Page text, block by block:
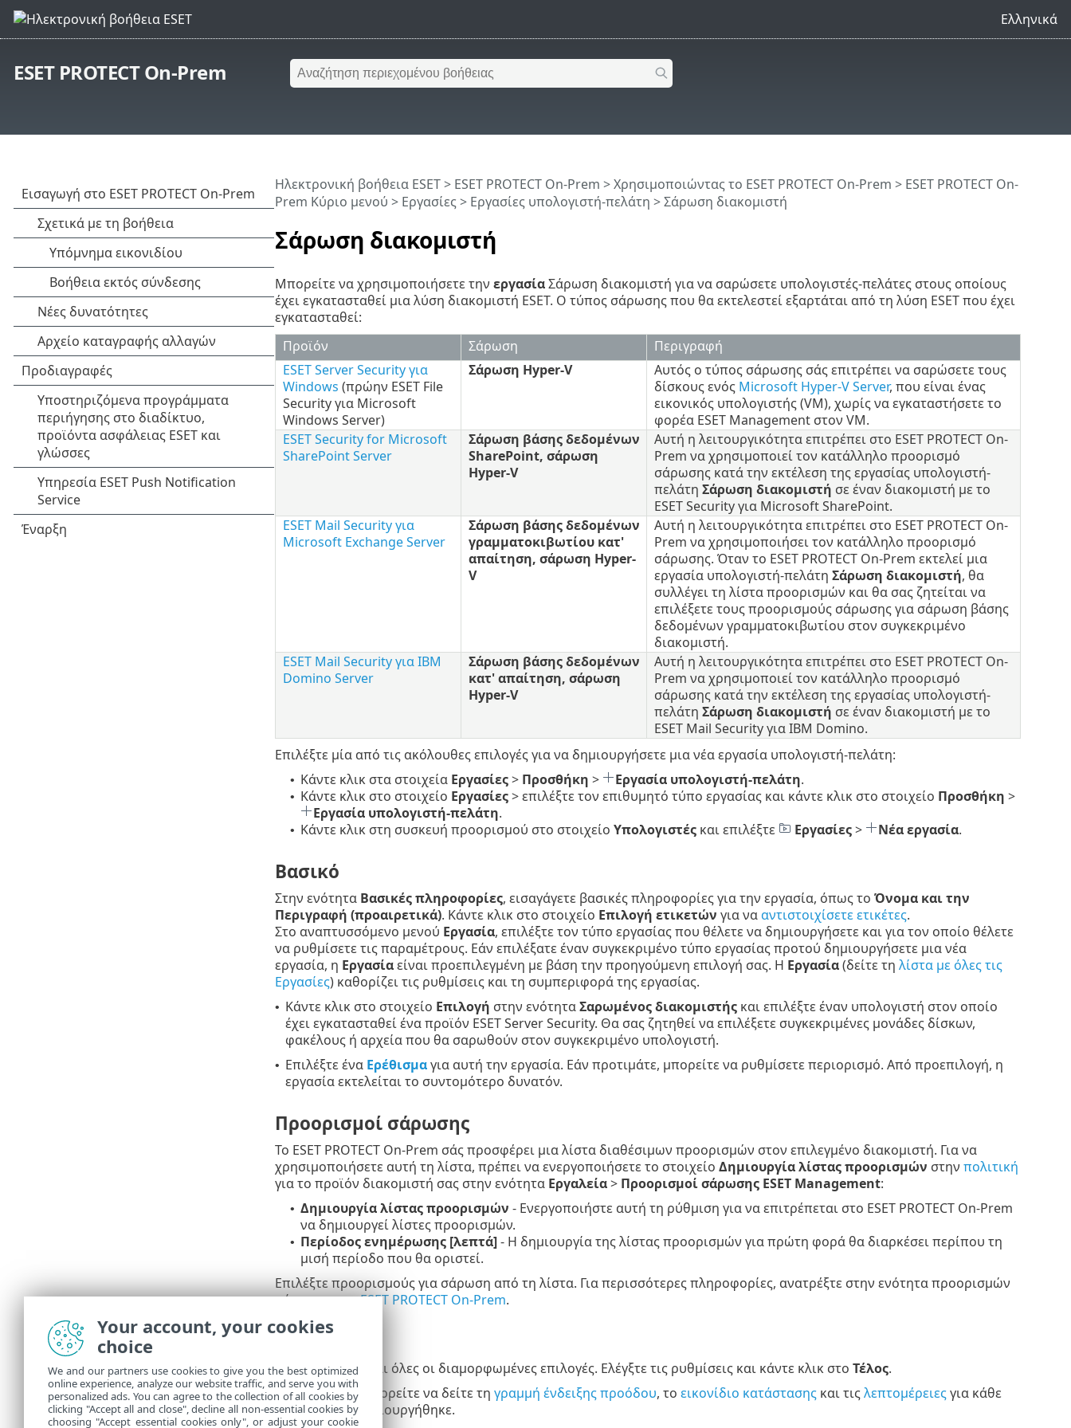
Ελληνικά
ESET PROTECT On-Prem
Σάρωση διακομιστή
Ηλεκτρονική βοήθεια ESET> ESET PROTECT On-Prem >Χρησιμοποιώντας το ESET PROTECT On-Prem > ESET PROTECT On-
Prem Κύριο μενού > Εργασίες> Εργασίες υπολογιστή-πελάτη > Σάρωση διακομιστή
Μπορείτε να χρησιμοποιήσετε την εργασίαΣάρωση διακομιστή για να σαρώσετε υπολογιστές-πελάτες στους οποίους
έχει εγκατασταθεί μια λύση διακομιστή ESET. Ο τύπος σάρωσης που θα εκτελεστεί εξαρτάται από τη λύση ESET που έχει
εγκατασταθεί:
Προϊόν
Σάρωση
Περιγραφή
ESET Server Security για
Windows (πρώην ESET File
Security για Microsoft
Windows Server)
Σάρωση Hyper-V
Αυτός ο τύπος σάρωσης σάς επιτρέπει να σαρώσετε τους
δίσκους ενός Microsoft Hyper-V Server, που είναι ένας
εικονικός υπολογιστής (VM), χωρίς να εγκαταστήσετε το
φορέα ESET Management στον VM.
ESET Security for Microsoft
SharePoint Server
Σάρωση βάσης δεδομένων
SharePoint, σάρωση
Hyper-V
Αυτή η λειτουργικότητα επιτρέπει στο ESET PROTECT On-
Prem να χρησιμοποιεί τον κατάλληλο προορισμό
σάρωσης κατά την εκτέλεση της εργασίας υπολογιστή-
πελάτη Σάρωση διακομιστή σε έναν διακομιστή με το
ESET Security για Microsoft SharePoint.
ESET Mail Security για
Microsoft Exchange Server
Σάρωση βάσης δεδομένων
γραμματοκιβωτίου κατ'
απαίτηση, σάρωση Hyper-
V
Αυτή η λειτουργικότητα επιτρέπει στο ESET PROTECT On-
Prem να χρησιμοποιήσει τον κατάλληλο προορισμό
σάρωσης. Όταν το ESET PROTECT On-Prem εκτελεί μια
εργασία υπολογιστή-πελάτη Σάρωση διακομιστή, θα
συλλέγει τη λίστα προορισμών και θα σας ζητείται να
επιλέξετε τους προορισμούς σάρωσης για σάρωση βάσης
δεδομένων γραμματοκιβωτίου στον συγκεκριμένο
διακομιστή.
ESET Mail Security για IBM
Domino Server
Σάρωση βάσης δεδομένων
κατ' απαίτηση, σάρωση
Hyper-V
Αυτή η λειτουργικότητα επιτρέπει στο ESET PROTECT On-
Prem να χρησιμοποιεί τον κατάλληλο προορισμό
σάρωσης κατά την εκτέλεση της εργασίας υπολογιστή-
πελάτη Σάρωση διακομιστή σε έναν διακομιστή με το
ESET Mail Security για IBM Domino.
Επιλέξτε μία από τις ακόλουθες επιλογές για να δημιουργήσετε μια νέα εργασία υπολογιστή-πελάτη:
• Κάντε κλικ στα στοιχεία Εργασίες> Προσθήκη > Εργασία υπολογιστή-πελάτη.
• Κάντε κλικ στο στοιχείο Εργασίες> επιλέξτε τον επιθυμητό τύπο εργασίας και κάντε κλικ στο στοιχείο Προσθήκη >
Εργασία υπολογιστή-πελάτη.
• Κάντε κλικ στη συσκευή προορισμού στο στοιχείο Υπολογιστέςκαι επιλέξτε Εργασίες> Νέα εργασία.
Βασικό
Στην ενότητα Βασικές πληροφορίες, εισαγάγετε βασικές πληροφορίες για την εργασία, όπως το Όνομα και την
Περιγραφή (προαιρετικά). Κάντε κλικ στο στοιχείο Επιλογή ετικετών για νααντιστοιχίσετε ετικέτες.
Στο αναπτυσσόμενο μενού Εργασία, επιλέξτε τον τύπο εργασίας που θέλετε να δημιουργήσετε και για τον οποίο θέλετε
να ρυθμίσετε τις παραμέτρους. Εάν επιλέξατε έναν συγκεκριμένο τύπο εργασίας προτού δημιουργήσετε μια νέα
εργασία, η Εργασίαείναι προεπιλεγμένη με βάση την προηγούμενη επιλογή σας. Η Εργασία(δείτε τη λίστα με όλες τις
Εργασίες) καθορίζει τις ρυθμίσεις και τη συμπεριφορά της εργασίας.
• Κάντε κλικ στο στοιχείο Επιλογή στην ενότηταΣαρωμένος διακομιστήςκαι επιλέξτε έναν υπολογιστή στον οποίο
έχει εγκατασταθεί ένα προϊόν ESET Server Security. Θα σας ζητηθεί να επιλέξετε συγκεκριμένες μονάδες δίσκων,
φακέλους ή αρχεία που θα σαρωθούν στον συγκεκριμένο υπολογιστή.
• Επιλέξτε ένα Ερέθισμαγια αυτή την εργασία. Εάν προτιμάτε, μπορείτε να ρυθμίσετε περιορισμό. Από προεπιλογή, η
εργασία εκτελείται το συντομότερο δυνατόν.
Προορισμοί σάρωσης
Το ESET PROTECT On-Prem σάς προσφέρει μια λίστα διαθέσιμων προορισμών στον επιλεγμένο διακομιστή. Για να
χρησιμοποιήσετε αυτή τη λίστα, πρέπει να ενεργοποιήσετε το στοιχείο Δημιουργία λίστας προορισμών στην πολιτική
για το προϊόν διακομιστή σας στην ενότητα Εργαλεία> Προορισμοί σάρωσης ESET Management:
• Δημιουργία λίστας προορισμών - Ενεργοποιήστε αυτή τη ρύθμιση για να επιτρέπεται στο ESET PROTECT On-Prem
να δημιουργεί λίστες προορισμών.
• Περίοδος ενημέρωσης [λεπτά]- Η δημιουργία της λίστας προορισμών για πρώτη φορά θα διαρκέσει περίπου τη
μισή περίοδο που θα οριστεί.
Επιλέξτε προορισμούς για σάρωση από τη λίστα. Για περισσότερες πληροφορίες, ανατρέξτε στην ενότητα προορισμών
σάρωσης τουESET PROTECT On-Prem.
Εδώ εμφανίζονται όλες οι διαμορφωμένες επιλογές. Ελέγξτε τις ρυθμίσεις και κάντε κλικ στο Τέλος.
ΣτιςΕργασίες μπορείτε να δείτε τη γραμμή ένδειξης προόδου, το εικονίδιο κατάστασηςκαι τιςλεπτομέρειεςγια κάθε
εργασία που δημιουργήθηκε.
Your account, your cookies
choice
We and our partners use cookies to give you the best optimized
online experience, analyze our website traffic, and serve you with
personalized ads. You can agree to the collection of all cookies by
clicking "Accept all and close", decline all non-essential cookies by
choosing "Accept essential cookies only", or adjust your cookie